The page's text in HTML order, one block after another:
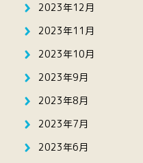
2023年12月
2023年11月
2023年10月
2023年9月
2023年8月
2023年7月
2023年6月